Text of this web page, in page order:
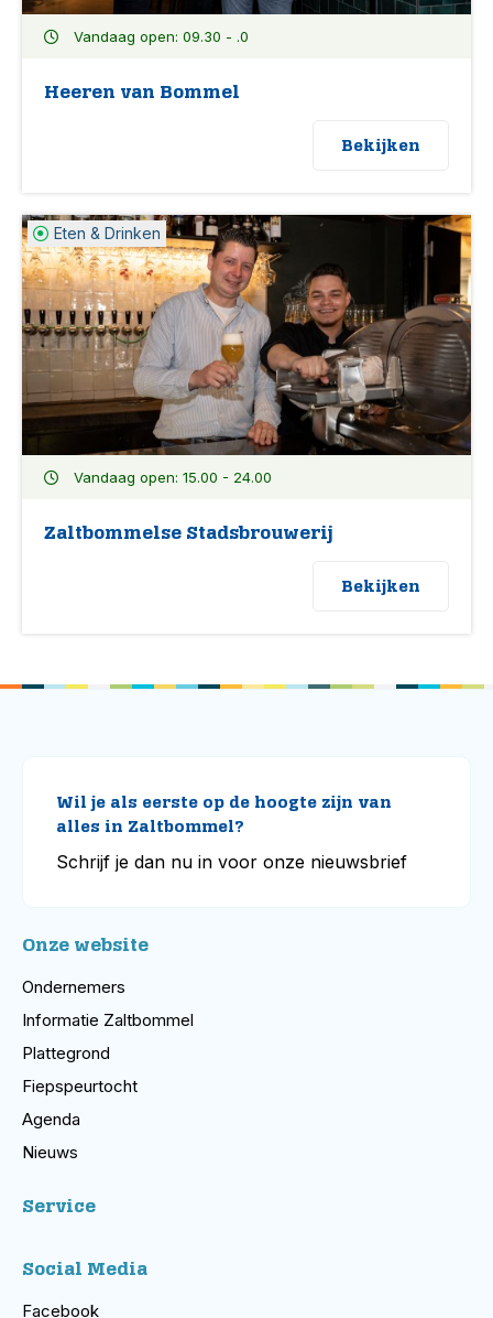
Vandaag open: 09.30 - .0
Heeren van Bommel
Bekijken
Eten & Drinken
Vandaag open: 15.00 - 24.00
Zaltbommelse Stadsbrouwerij
Bekijken
Wil je als eerste op de hoogte zijn van
alles in Zaltbommel?
Schrijf je dan nu in voor onze nieuwsbrief
Onze website
Ondernemers
Informatie Zaltbommel
Plattegrond
Fiepspeurtocht
Agenda
Nieuws
Service
Social Media
Facebook